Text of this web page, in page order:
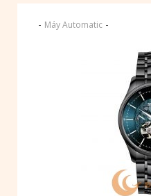
- Máy Automatic -